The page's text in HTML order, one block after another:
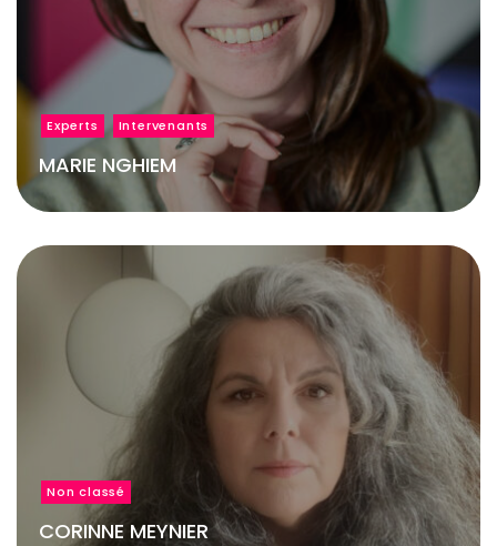
Experts Intervenants
MARIE NGHIEM
Non classé
CORINNE MEYNIER